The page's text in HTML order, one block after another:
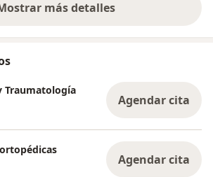
más detalles
sobre la experiencia
Traumatología
Agendar cita
Agendar cita